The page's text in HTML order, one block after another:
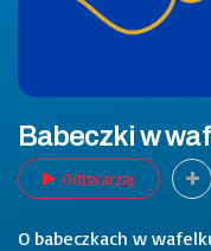
Babeczki w
Odtwarzaj
O babeczkach w